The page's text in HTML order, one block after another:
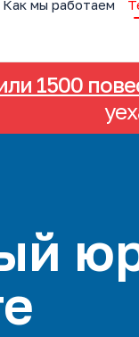
Как мы работаем
1500